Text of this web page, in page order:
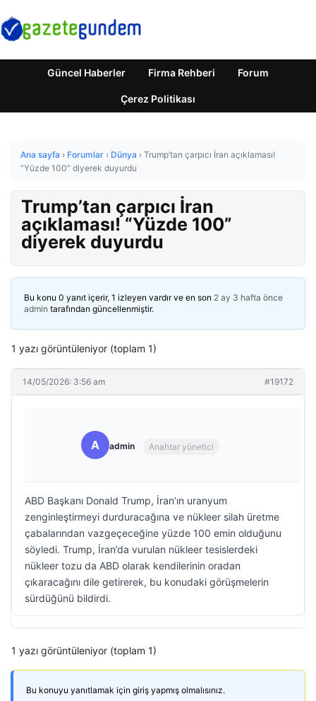
Güncel Haberler Firma Rehberi Forum
Çerez Politikası
Ana sayfa › Forumlar › Dünya › Trump’tan çarpıcı İran açıklaması!
“Yüzde 100” diyerek duyurdu
Trump’tan çarpıcı İran
açıklaması! “Yüzde 100”
diyerek duyurdu
Bu konu 0 yanıt içerir, 1 izleyen vardır ve en son 2 ay 3 hafta önce
admin tarafından güncellenmiştir.
1 yazı görüntüleniyor (toplam 1)
14/05/2026: 3:56 am #19172
A admin Anahtar yönetici
ABD Başkanı Donald Trump, İran’ın uranyum
zenginleştirmeyi durduracağına ve nükleer silah üretme
çabalarından vazgeçeceğine yüzde 100 emin olduğunu
söyledi. Trump, İran’da vurulan nükleer tesislerdeki
nükleer tozu da ABD olarak kendilerinin oradan
çıkaracağını dile getirerek, bu konudaki görüşmelerin
sürdüğünü bildirdi.
1 yazı görüntüleniyor (toplam 1)
Bu konuyu yanıtlamak için giriş yapmış olmalısınız.